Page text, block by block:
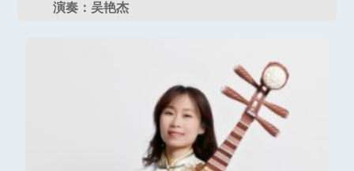
演奏：吴艳杰